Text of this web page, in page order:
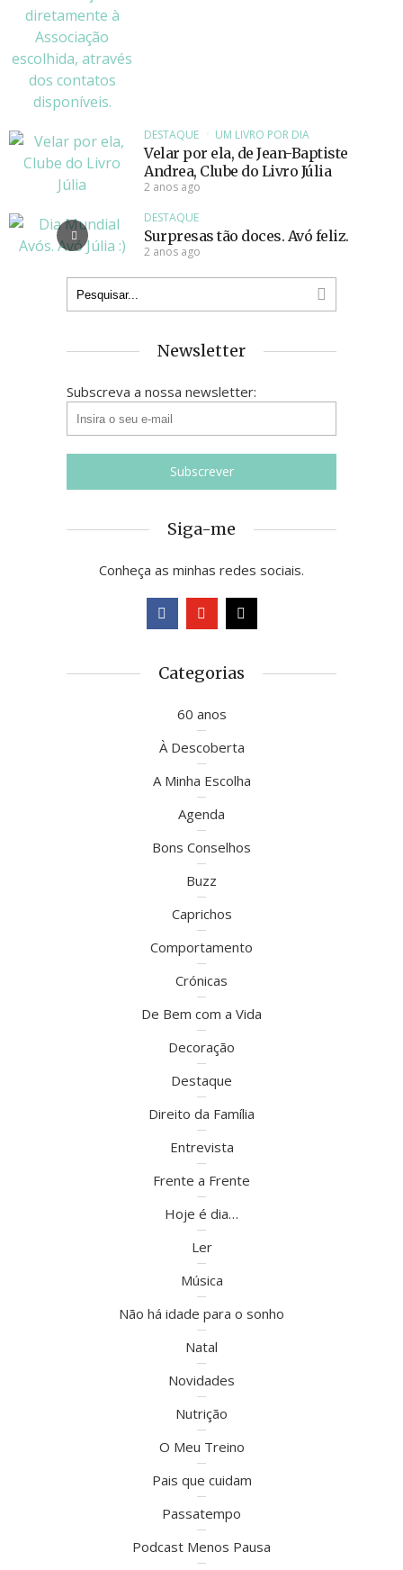
DESTAQUE UM LIVRO POR DIA
Velar por ela, de Jean-Baptiste
Andrea, Clube do Livro Júlia
2 anos ago
DESTAQUE
Surpresas tão doces. Avó feliz.
2 anos ago
Newsletter
Subscreva a nossa newsletter:
Siga-me
Conheça as minhas redes sociais.
Categorias
60 anos
À Descoberta
A Minha Escolha
Agenda
Bons Conselhos
Buzz
Caprichos
Comportamento
Crónicas
De Bem com a Vida
Decoração
Destaque
Direito da Família
Entrevista
Frente a Frente
Hoje é dia…
Ler
Música
Não há idade para o sonho
Natal
Novidades
Nutrição
O Meu Treino
Pais que cuidam
Passatempo
Podcast Menos Pausa